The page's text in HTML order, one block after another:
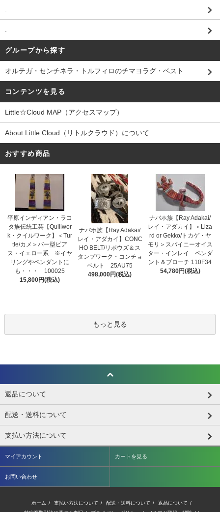
グループから探す
オルテガ・センチネラ・トルフィロのチマヨラグ・ベスト
コンテンツを見る
Little☆Cloud MAP（アクセスマップ）
About Little Cloud（リトルクラウド）について
おすすめ商品
平原インディアン・ラコ
タ族伝統工芸【Quillwor
k・クイルワーク】＜Tur
tle/カメ＞バー型ピア
ス・イエロー系 ※イヤ
リングやペンダントに
も・・・ 100025
15,800円(税込)
ナバホ族【Ray Adakai/
レイ・アダカイ】CONC
HO BELT/リポウズ＆ス
タンプワーク・コンチョ
ベルト 25AU75
498,000円(税込)
ナバホ族【Ray Adakai/
レイ・アダカイ】＜Liza
rd or Gekko/トカゲ・ヤ
モリ＞スパイニーオイス
ター・インレイ ペンダ
ント＆ブローチ 110F34
54,780円(税込)
もっと見る
返品について
配送・送料について
支払い方法について
マイアカウント カートを見る
お問い合わせ
ホーム / 支払い方法について / 配送・送料について / 返品について /